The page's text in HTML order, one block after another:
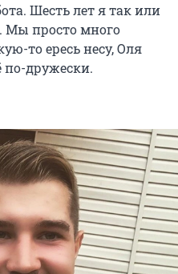
Шесть лет я так или
Мы просто много
то ересь несу, Оля
по-дружески.